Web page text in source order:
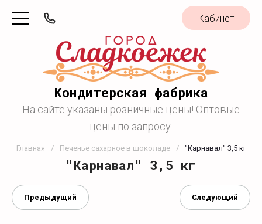
Кабинет
Кондитерская фабрика
На сайте указаны розничные цены! Оптовые
цены по запросу.
Главная / Печенье сахарное в шоколаде / "Карнавал" 3,5 кг
"Карнавал" 3,5 кг
Предыдущий Следующий